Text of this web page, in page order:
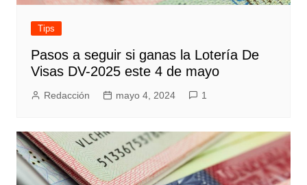
Tips
Pasos a seguir si ganas la Lotería De
Visas DV-2025 este 4 de mayo
Redacción mayo 4, 2024 1